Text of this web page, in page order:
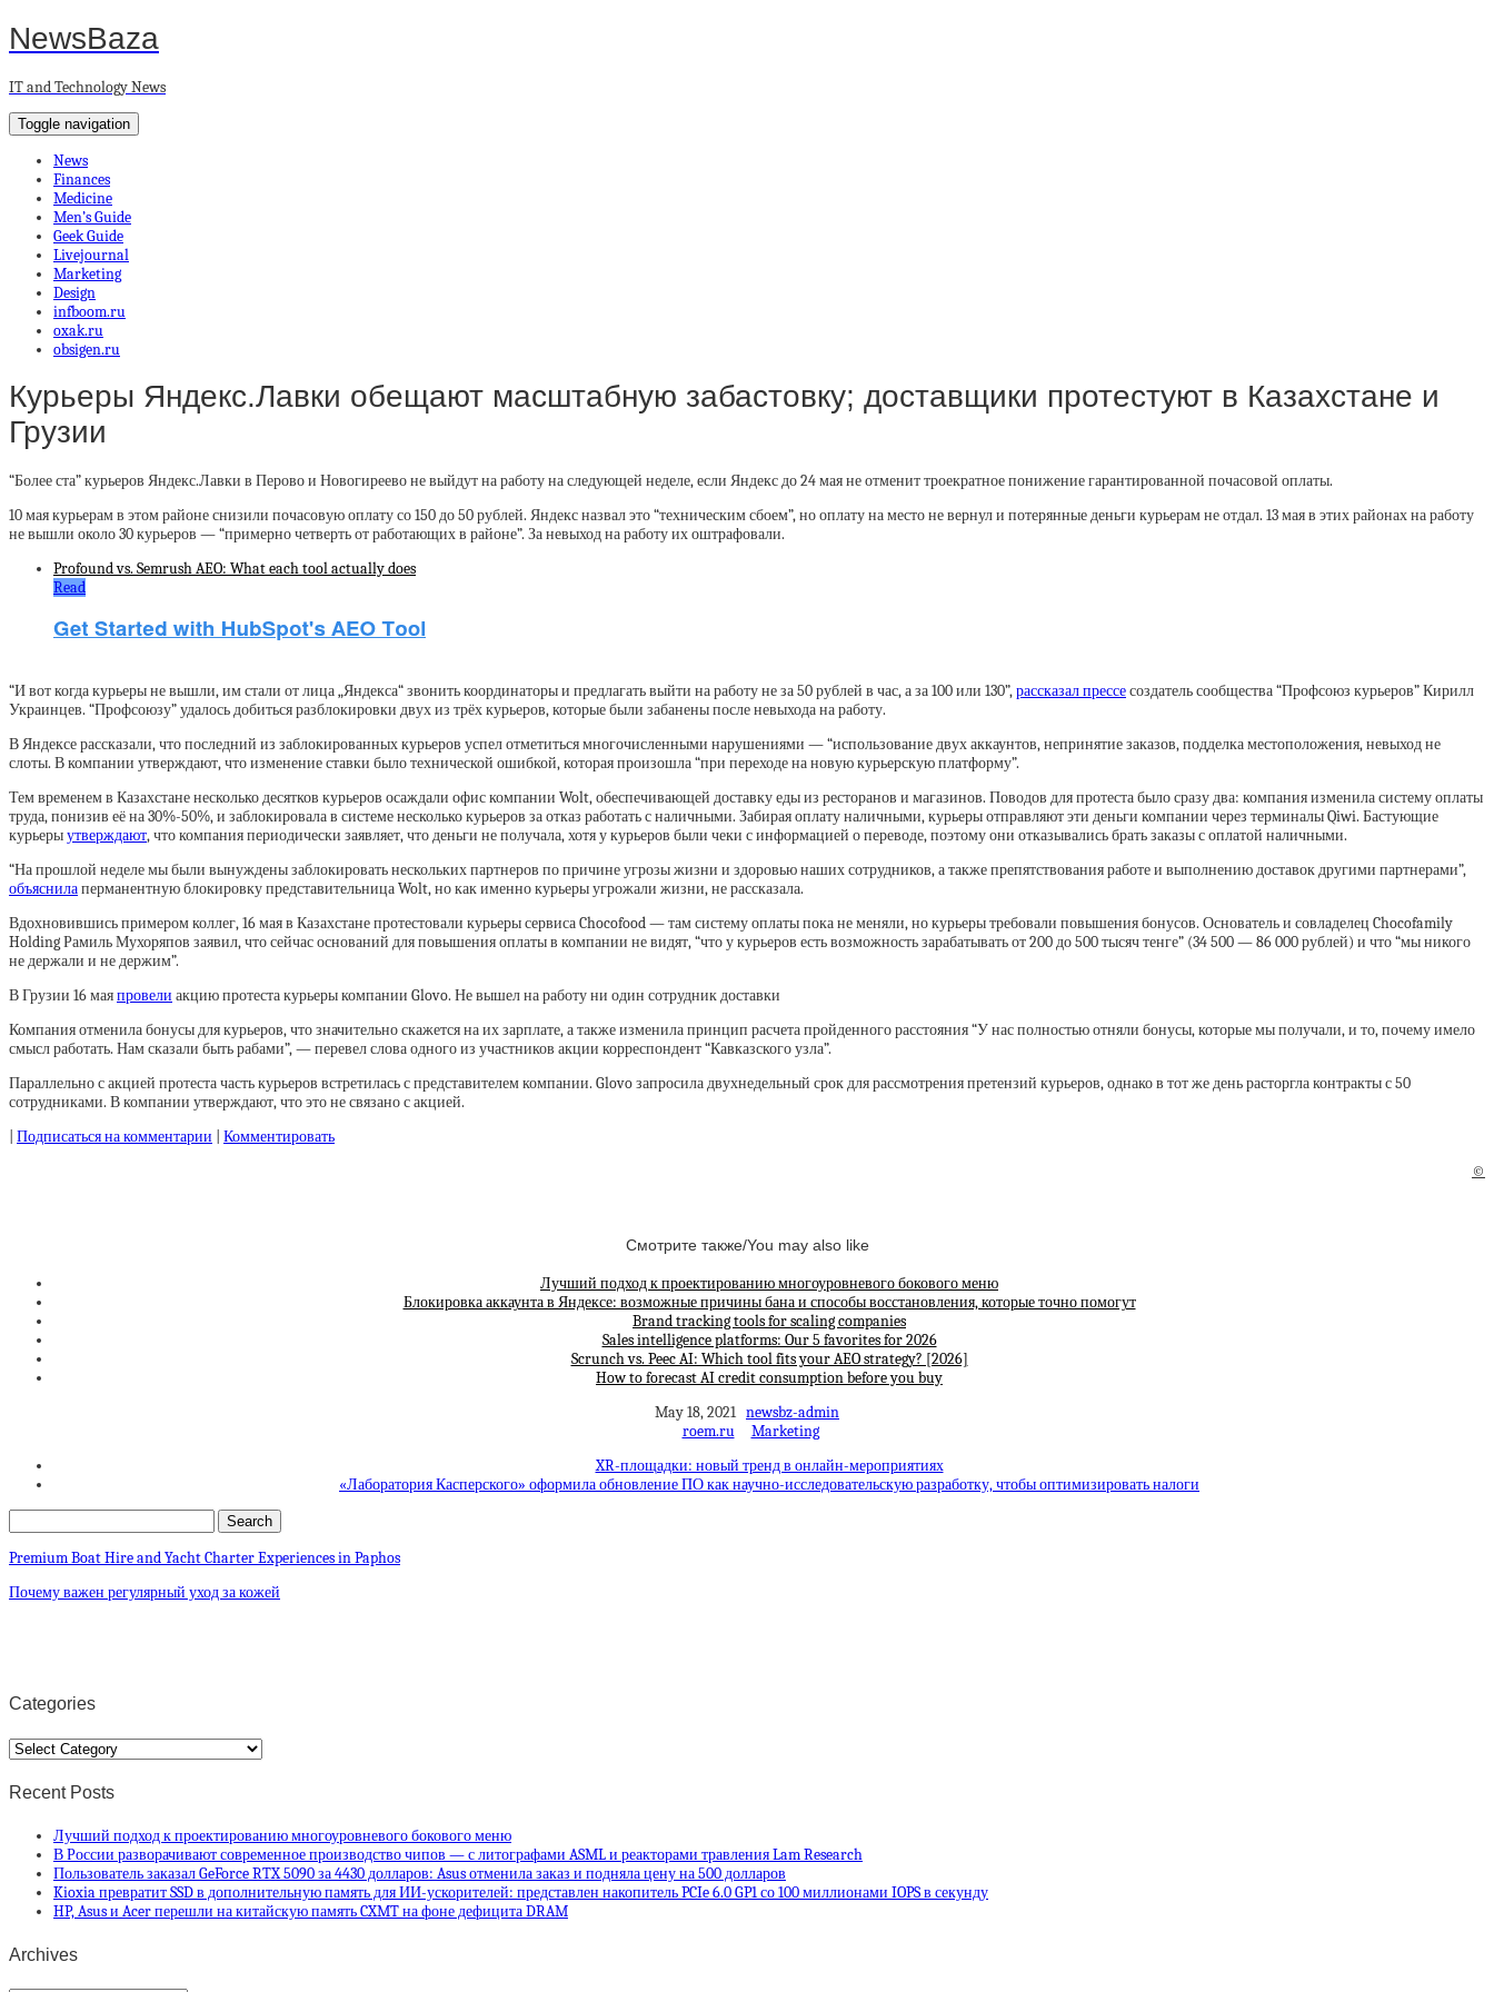
NewsBaza
IT and Technology News
Toggle navigation
News
Finances
Medicine
Men’s Guide
Geek Guide
Livejournal
Marketing
Design
infboom.ru
oxak.ru
obsigen.ru
Курьеры Яндекс.Лавки обещают масштабную забастовку; доставщики протестуют в Казахстане и
Грузии
“Более ста” курьеров Яндекс.Лавки в Перово и Новогиреево не выйдут на работу на следующей неделе, если Яндекс до 24 мая не отменит троекратное понижение гарантированной почасовой оплаты.
10 мая курьерам в этом районе снизили почасовую оплату со 150 до 50 рублей. Яндекс назвал это “техническим сбоем”, но оплату на место не вернул и потерянные деньги курьерам не отдал. 13 мая в этих районах на работу
не вышли около 30 курьеров — “примерно четверть от работающих в районе”. За невыход на работу их оштрафовали.
Profound vs. Semrush AEO: What each tool actually does
Read
“И вот когда курьеры не вышли, им стали от лица „Яндекса“ звонить координаторы и предлагать выйти на работу не за 50 рублей в час, а за 100 или 130”,рассказал прессесоздатель сообщества “Профсоюз курьеров” Кирилл
Украинцев. “Профсоюзу” удалось добиться разблокировки двух из трёх курьеров, которые были забанены после невыхода на работу.
В Яндексе рассказали, что последний из заблокированных курьеров успел отметиться многочисленными нарушениями — “использование двух аккаунтов, непринятие заказов, подделка местоположения, невыход не
слоты. В компании утверждают, что изменение ставки было технической ошибкой, которая произошла “при переходе на новую курьерскую платформу”.
Тем временем в Казахстане несколько десятков курьеров осаждали офис компании Wolt, обеспечивающей доставку еды из ресторанов и магазинов. Поводов для протеста было сразу два: компания изменила систему оплаты
труда, понизив её на 30%-50%, и заблокировала в системе несколько курьеров за отказ работать с наличными. Забирая оплату наличными, курьеры отправляют эти деньги компании через терминалы Qiwi. Бастующие
курьерыутверждают, что компания периодически заявляет, что деньги не получала, хотя у курьеров были чеки с информацией о переводе, поэтому они отказывались брать заказы с оплатой наличными.
“На прошлой неделе мы были вынуждены заблокировать нескольких партнеров по причине угрозы жизни и здоровью наших сотрудников, а также препятствования работе и выполнению доставок другими партнерами”,
объяснилаперманентную блокировку представительница Wolt, но как именно курьеры угрожали жизни, не рассказала.
Вдохновившись примером коллег, 16 мая в Казахстане протестовали курьеры сервиса Chocofood — там систему оплаты пока не меняли, но курьеры требовали повышения бонусов. Основатель и совладелец Chocofamily
Holding Рамиль Мухоряпов заявил, что сейчас оснований для повышения оплаты в компании не видят, “что у курьеров есть возможность зарабатывать от 200 до 500 тысяч тенге” (34 500 — 86 000 рублей) и что “мы никого
не держали и не держим”.
В Грузии 16 маяпровели акцию протеста курьеры компании Glovo. Не вышел на работу ни один сотрудник доставки
Компания отменила бонусы для курьеров, что значительно скажется на их зарплате, а также изменила принцип расчета пройденного расстояния “У нас полностью отняли бонусы, которые мы получали, и то, почему имело
смысл работать. Нам сказали быть рабами”, — перевел слова одного из участников акции корреспондент “Кавказского узла”.
Параллельно с акцией протеста часть курьеров встретилась с представителем компании. Glovo запросила двухнедельный срок для рассмотрения претензий курьеров, однако в тот же день расторгла контракты с 50
сотрудниками. В компании утверждают, что это не связано с акцией.
Подписаться на комментарии
Комментировать
©
Смотрите также/You may also like
Лучший подход к проектированию многоуровневого бокового меню
Блокировка аккаунта в Яндексе: возможные причины бана и способы восстановления, которые точно помогут
Brand tracking tools for scaling companies
Sales intelligence platforms: Our 5 favorites for 2026
Scrunch vs. Peec AI: Which tool fits your AEO strategy? [2026]
How to forecast AI credit consumption before you buy
May 18, 2021 newsbz-admin
roem.ru
Marketing
XR-площадки: новый тренд в онлайн-мероприятиях
«Лаборатория Касперского» оформила обновление ПО как научно-исследовательскую разработку, чтобы оптимизировать налоги
Premium Boat Hire and Yacht Charter Experiences in Paphos
Почему важен регулярный уход за кожей
Categories
Categories
Recent Posts
Лучший подход к проектированию многоуровневого бокового меню
В России разворачивают современное производство чипов — с литографами ASML и реакторами травления Lam Research
Пользователь заказал GeForce RTX 5090 за 4430 долларов: Asus отменила заказ и подняла цену на 500 долларов
Kioxia превратит SSD в дополнительную память для ИИ-ускорителей: представлен накопитель PCIe 6.0 GP1 со 100 миллионами IOPS в секунду
HP, Asus и Acer перешли на китайскую память CXMT на фоне дефицита DRAM
Archives